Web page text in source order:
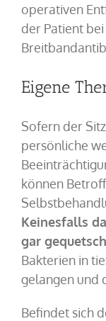
operativen
der Patient
Eigene
Sofern der
persönliche
können
Keinesfalls
gar
Bakterien in
gelangen und
Befindet sich